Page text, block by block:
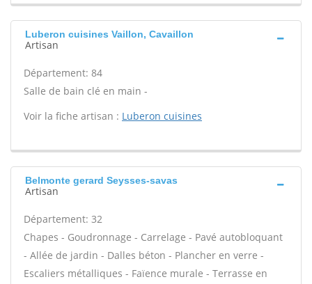
Luberon cuisines Vaillon, Cavaillon
Artisan
Département: 84
Salle de bain clé en main -
Voir la fiche artisan : Luberon cuisines
Belmonte gerard Seysses-savas
Artisan
Département: 32
Chapes - Goudronnage - Carrelage - Pavé autobloquant
- Allée de jardin - Dalles béton - Plancher en verre -
Escaliers métalliques - Faïence murale - Terrasse en